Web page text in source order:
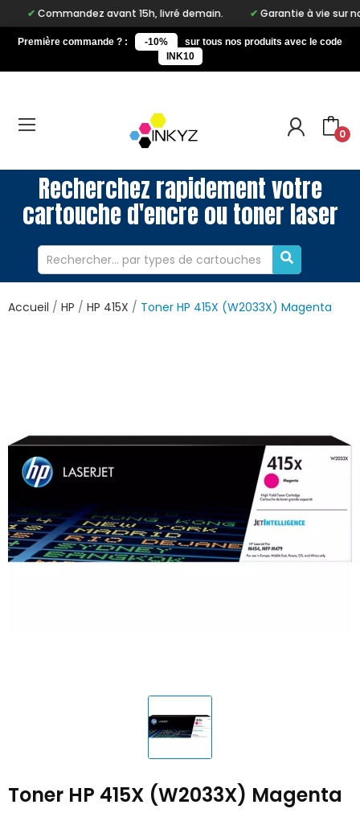
avant 15h, livré demain. Garantie à vie sur notre
Première commande ? : -10%
sur tous nos produits avec le code
INK10
0
Recherchez rapidement votre
cartouche d'encre ou toner laser
Accueil HP HP 415X Toner HP 415X (W2033X) Magenta
Toner HP 415X (W2033X) Magenta